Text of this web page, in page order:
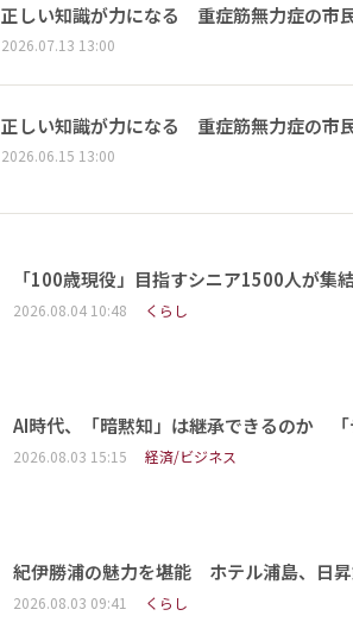
正しい知識が力になる 重症筋無力症の市
2026.07.13 13:00
正しい知識が力になる 重症筋無力症の市
2026.06.15 13:00
「100歳現役」目指すシニア1500人が
2026.08.04 10:48 くらし
AI時代、「暗黙知」は継承できるのか
2026.08.03 15:15 経済/ビジネス
紀伊勝浦の魅力を堪能 ホテル浦島、日
2026.08.03 09:41 くらし